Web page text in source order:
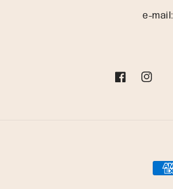
e-mail:
Facebook